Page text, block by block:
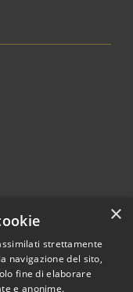
×
strettamente
navigazione del sito,
fine di elaborare
e anonime.